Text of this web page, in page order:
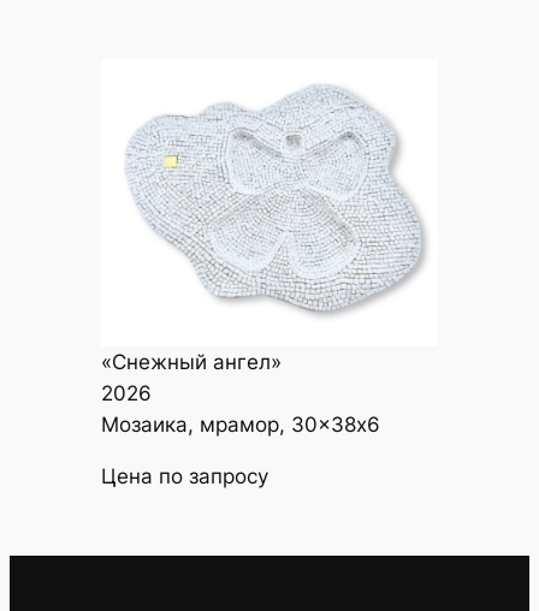
«Снежный ангел»
2026
Мозаика, мрамор, 30×38х6
Цена по запросу